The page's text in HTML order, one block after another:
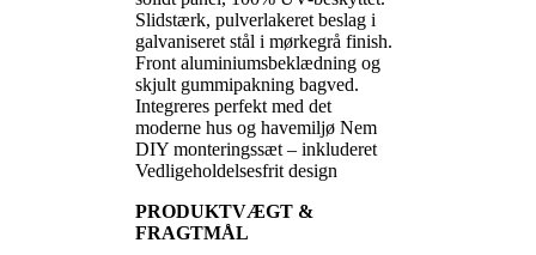
Slidstærk, pulverlakeret beslag i
galvaniseret stål i mørkegrå finish.
Front aluminiumsbeklædning og
skjult gummipakning bagved.
Integreres perfekt med det
moderne hus og havemiljø Nem
DIY monteringssæt – inkluderet
Vedligeholdelsesfrit design
PRODUKTVÆGT &
FRAGTMÅL